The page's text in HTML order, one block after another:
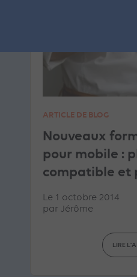
ARTICLE DE BLOG
Nouveaux
pour mobile :
compatible et
Le 1 octobre 2014
par Jérôme
LIRE